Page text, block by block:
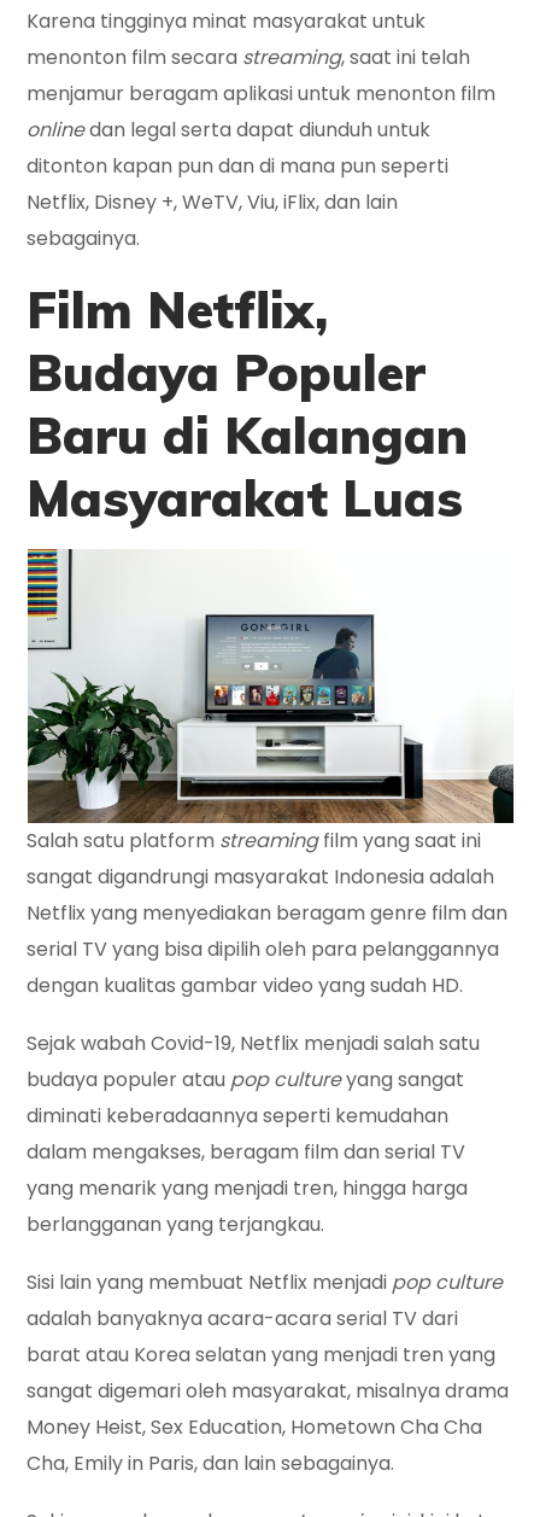
Karena tingginya minat masyarakat untuk
menonton film secara streaming, saat ini telah
menjamur beragam aplikasi untuk menonton film
onlinedan legal serta dapat diunduh untuk
ditonton kapan pun dan di mana pun seperti
Netflix, Disney +, WeTV, Viu, iFlix, dan lain
sebagainya.
Film Netflix,
Budaya Populer
Baru di Kalangan
Masyarakat Luas
Salah satu platform streamingfilm yang saat ini
sangat digandrungi masyarakat Indonesia adalah
Netflix yang menyediakan beragam genre film dan
serial TV yang bisa dipilih oleh para pelanggannya
dengan kualitas gambar video yang sudah HD.
Sejak wabah Covid-19, Netflix menjadi salah satu
budaya populer atau pop cultureyang sangat
diminati keberadaannya seperti kemudahan
dalam mengakses, beragam film dan serial TV
yang menarik yang menjadi tren, hingga harga
berlangganan yang terjangkau.
Sisi lain yang membuat Netflix menjadi pop culture
adalah banyaknya acara-acara serial TV dari
barat atau Korea selatan yang menjadi tren yang
sangat digemari oleh masyarakat, misalnya drama
Money Heist, Sex Education, Hometown Cha Cha
Cha, Emily in Paris, dan lain sebagainya.